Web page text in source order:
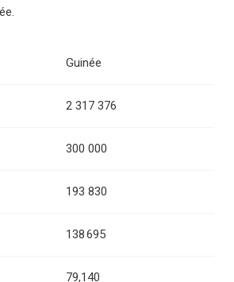
Guinée
2 317 376
300 000
193 830
138 695
79,140